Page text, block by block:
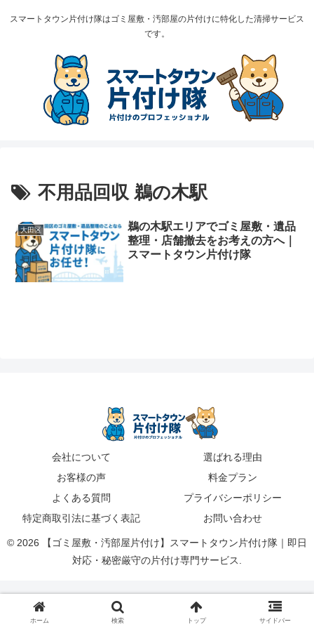
スマートタウン片付け隊はゴミ屋敷・汚部屋の片付けに特化した清掃サービス
です。
不用品回収 鵜の木駅
大田区
鵜の木駅エリアでゴミ屋敷・遺品
整理・店舗撤去をお考えの方へ｜
スマートタウン片付け隊
会社について
選ばれる理由
お客様の声
料金プラン
よくある質問
プライバシーポリシー
特定商取引法に基づく表記
お問い合わせ
© 2026 【ゴミ屋敷・汚部屋片付け】スマートタウン片付け隊｜即日
対応・秘密厳守の片付け専門サービス.
ホーム 検索 トップ サイドバー